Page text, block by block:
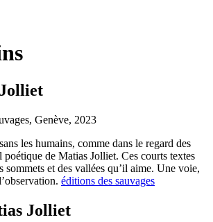
Genève, 2023
les humains, comme dans le regard des
poétique de Matias Jolliet. Ces courts textes
et des vallées qu’il aime. Une voie,
éditions des sauvages
Jolliet